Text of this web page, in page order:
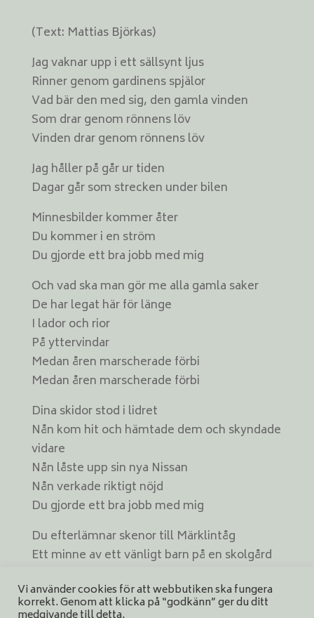
(Text: Mattias Björkas)
Jag vaknar upp i ett sällsynt ljus
Rinner genom gardinens spjälor
Vad bär den med sig, den gamla vinden
Som drar genom rönnens löv
Vinden drar genom rönnens löv
Jag håller på går ur tiden
Dagar går som strecken under bilen
Minnesbilder kommer åter
Du kommer i en ström
Du gjorde ett bra jobb med mig
Och vad ska man gör me alla gamla saker
De har legat här för länge
I lador och rior
På yttervindar
Medan åren marscherade förbi
Medan åren marscherade förbi
Dina skidor stod i lidret
Nån kom hit och hämtade dem och skyndade
vidare
Nån låste upp sin nya Nissan
Nån verkade riktigt nöjd
Du gjorde ett bra jobb med mig
Du efterlämnar skenor till Märklintåg
Ett minne av ett vänligt barn på en skolgård
Andra upphör finnas
Du gjorde ett bra jobb med mig
Vi använder cookies för att webbutiken ska fungera
korrekt. Genom att klicka på “godkänn” ger du ditt